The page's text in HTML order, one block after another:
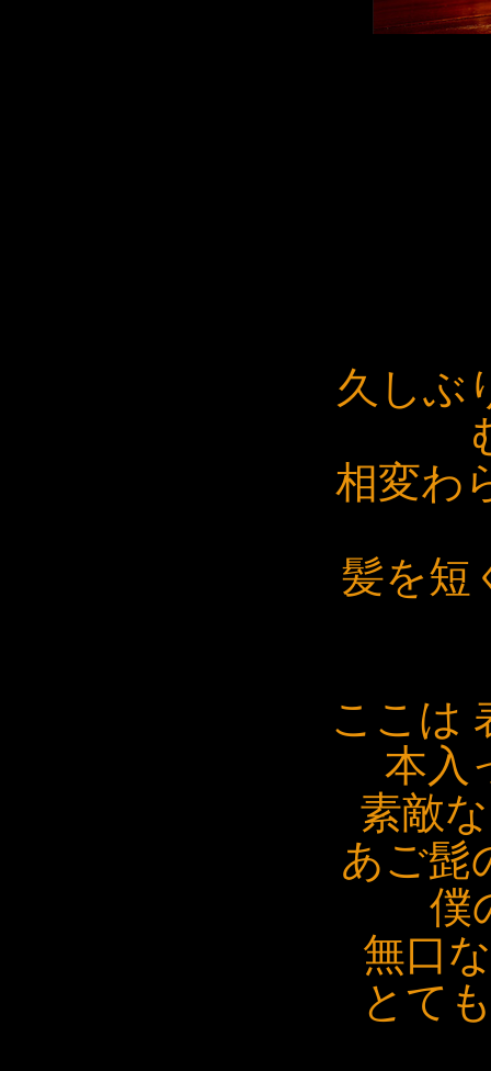
久しぶ
相変わ
髪を短
ここは
本入
素敵
あご髭
僕
無口
とて